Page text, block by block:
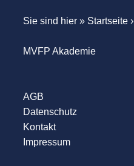
Sie sind hier » Startseite›
MVFP Akademie
AGB
Datenschutz
Kontakt
Impressum